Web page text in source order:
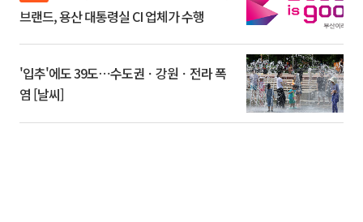
브랜드, 용산 대통령실 CI 업체가 수행
'입추'에도 39도⋯수도권ㆍ강원ㆍ전라 폭
염 [날씨]